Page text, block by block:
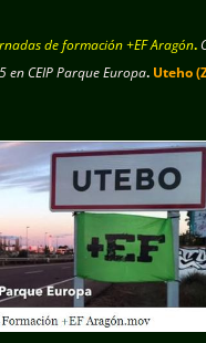
de formación +EF Aragón.
en CEIP Parque Europa. Uteho